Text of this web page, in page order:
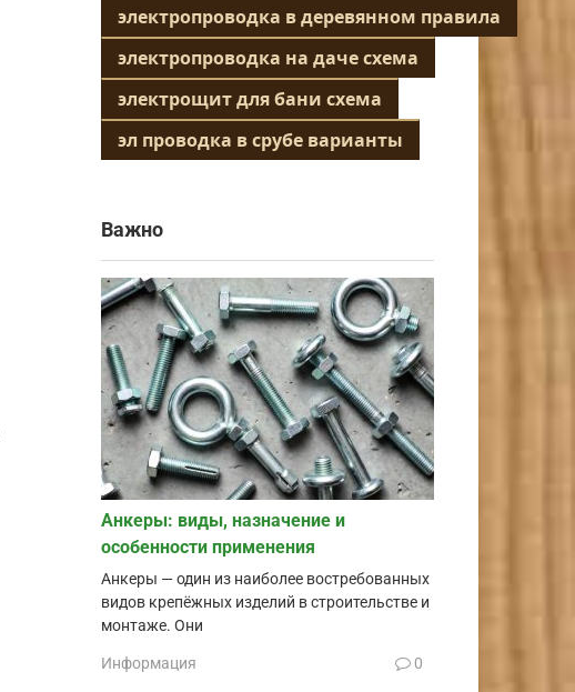
электропроводка в деревянном правила
электропроводка на даче схема
электрощит для бани схема
эл проводка в срубе варианты
Важно
Анкеры: виды, назначение и
особенности применения
Анкеры — один из наиболее востребованных
видов крепёжных изделий в строительстве и
монтаже. Они
Информация 0